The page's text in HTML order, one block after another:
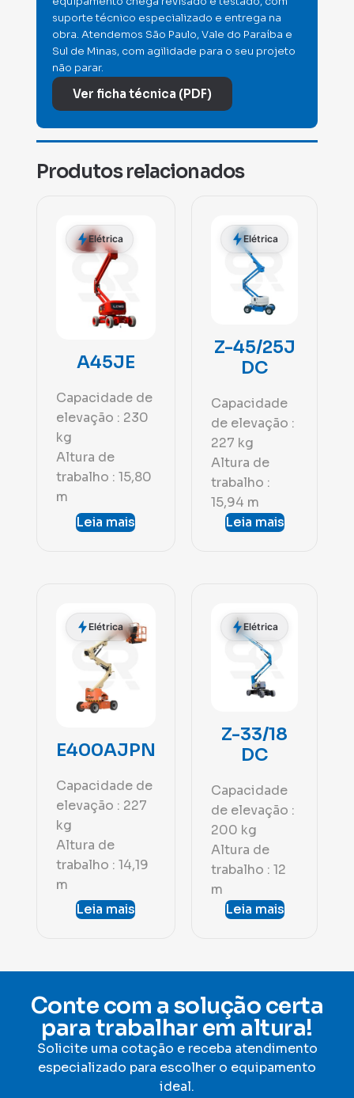
suporte técnico especializado e entrega na
obra. Atendemos São Paulo, Vale do Paraíba e
Sul de Minas, com agilidade para o seu projeto
não parar.
Ver ficha técnica (PDF)
Produtos relacionados
Elétrica
A45JE
Capacidade de
elevação : 230
kg
Altura de
trabalho : 15,80
m
Leia mais
Elétrica
Z-45/25J
DC
Capacidade
de elevação :
227 kg
Altura de
trabalho :
15,94 m
Leia mais
Elétrica
E400AJPN
Capacidade de
elevação : 227
kg
Altura de
trabalho : 14,19
m
Leia mais
Elétrica
Z-33/18
DC
Capacidade
de elevação :
200 kg
Altura de
trabalho : 12
m
Leia mais
Conte com a solução certa
para trabalhar em altura!
Solicite uma cotação e receba atendimento
especializado para escolher o equipamento
ideal.